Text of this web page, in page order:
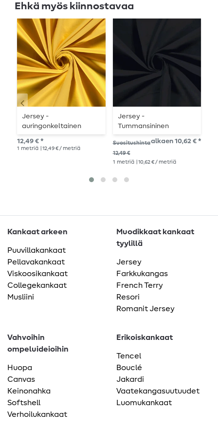
Ehkä myös kiinnostavaa
Jersey -
auringonkeltainen
12,49 € *
1 metriä | 12,49 € / metriä
Jersey -
Tummansininen
Suositushinta
12,49 €
alkaen 10,62 € *
1 metriä | 10,62 € / metriä
Kankaat arkeen
Puuvillakankaat
Pellavakankaat
Viskoosikankaat
Collegekankaat
Musliini
Muodikkaat kankaat
tyylillä
Jersey
Farkkukangas
French Terry
Resori
Romanit Jersey
Vahvoihin
ompeluideioihin
Huopa
Canvas
Keinonahka
Softshell
Verhoilukankaat
Erikoiskankaat
Tencel
Bouclé
Jakardi
Vaatekangasuutuudet
Luomukankaat